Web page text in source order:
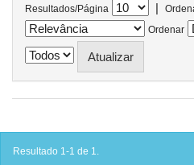
Resultados/Página |
Ordenar
Resultado 1-1 de 1.